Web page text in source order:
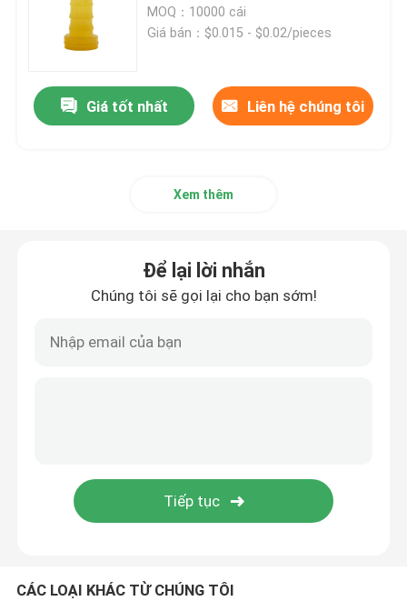
Phụ kiện ống tiêm
Phụ kiện lấy máu
Cao su butyl halogen hóa
ống silicon y tế
ống truyền dịch
MOQ：10000 cái
Giá bán：$0.015 - $0.02/pieces
Giá tốt nhất Liên hệ chúng tôi
Xem thêm
Để lại lời nhắn
Chúng tôi sẽ gọi lại cho bạn sớm!
CÁC LOẠI KHÁC TỪ CHÚNG TÔI